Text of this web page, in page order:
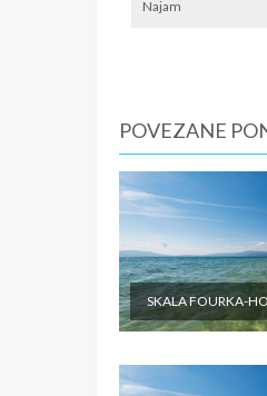
Najam
POVEZANE
SKALA FOURKA-